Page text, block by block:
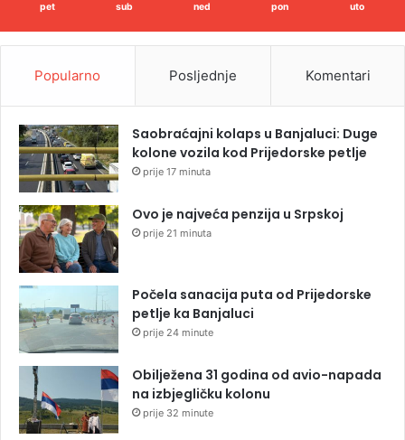
pet sub ned pon uto
Popularno Posljednje Komentari
Saobraćajni kolaps u Banjaluci: Duge
kolone vozila kod Prijedorske petlje
prije 17 minuta
Ovo je najveća penzija u Srpskoj
prije 21 minuta
Počela sanacija puta od Prijedorske
petlje ka Banjaluci
prije 24 minute
Obilježena 31 godina od avio-napada
na izbjegličku kolonu
prije 32 minute